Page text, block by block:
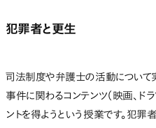
犯罪者と更生
司法制度や弁護士の活動について
事件に関わるコンテンツ（映画、ド
ントを得ようという授業です。犯